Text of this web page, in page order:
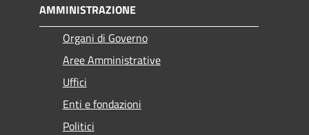
AMMINISTRAZIONE
Organi di Governo
Aree Amministrative
Uffici
Enti e fondazioni
Politici